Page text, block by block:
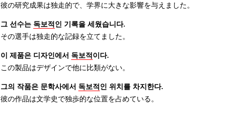
彼の研究成果は独走的で、学界に大きな影響を与えました。
그 선수는 독보적 인 기록을 세웠습니다.
その選手は独走的な記録を立てました。
이 제품은 디자인에서 독보적 이다.
この製品はデザインで他に比類がない。
그의 작품은 문학사에서 독보적 인 위치를 차지한다.
彼の作品は文学史で独歩的な位置を占めている。